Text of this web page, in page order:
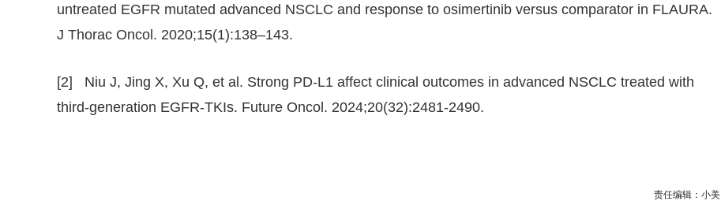
untreated EGFR mutated advanced NSCLC and response to osimertinib versus comparator in FLAURA.
J Thorac Oncol. 2020;15(1):138–143.
[2] Niu J, Jing X, Xu Q, et al. Strong PD-L1 affect clinical outcomes in advanced NSCLC treated with
third-generation EGFR-TKIs. Future Oncol. 2024;20(32):2481-2490.
责任编辑：小美